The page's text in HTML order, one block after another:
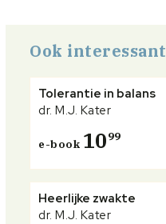
Ook interessant
Tolerantie in balans
dr. M.J. Kater
e-book 1099
Heerlijke zwakte
dr. M.J. Kater